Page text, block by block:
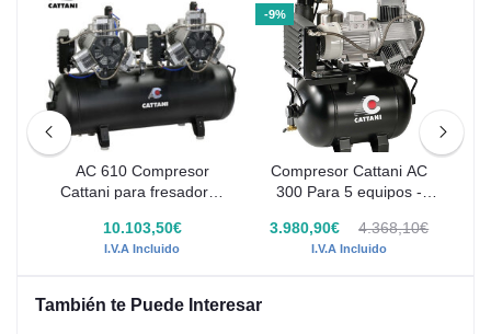
AC 610 Compresor
Cattani para fresadoras
10.103,50€
I.V.A Incluido
-9%
Compresor Cattani AC
300 Para 5 equipos -
3.980,90€
4.368,10€
I.V.A Incluido
También te Puede Interesar